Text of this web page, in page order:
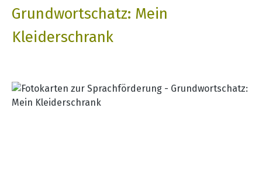
Grundwortschatz: Mein
Kleiderschrank
Bildergalerie überspringen